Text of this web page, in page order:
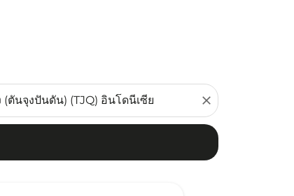
close